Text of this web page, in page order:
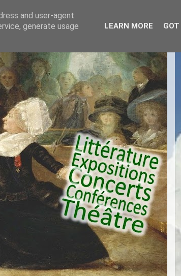
and user-agent
generate usage
LEARN MORE